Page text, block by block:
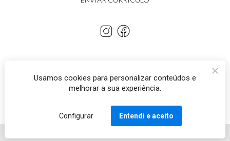
família.
Usamos cookies para personalizar conteúdos e
melhorar a sua experiência.
Configurar Entendi e aceito